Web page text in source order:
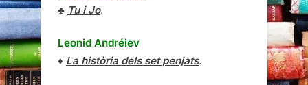
♣ Tu i Jo.
Leonid Andréiev
♦ La història dels set penjats.